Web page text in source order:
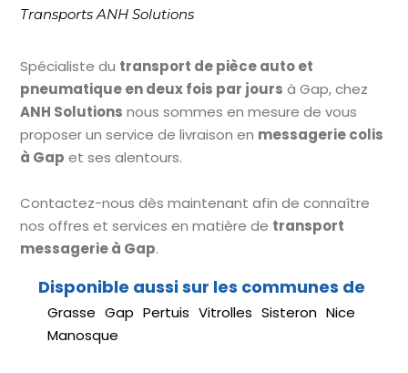
Transports ANH Solutions
Spécialiste du transport de pièce auto et
pneumatique en deux fois par jours à Gap, chez
ANH Solutions nous sommes en mesure de vous
proposer un service de livraison en messagerie colis
à Gap et ses alentours.
Contactez-nous dès maintenant afin de connaître
nos offres et services en matière de transport
messagerie à Gap.
Grasse Gap Pertuis Vitrolles Sisteron Nice
Manosque